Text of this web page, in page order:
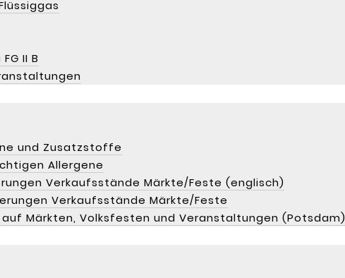
II B
und Zusatzstoffe
Allergene
Verkaufsstände Märkte/Feste (englisch)
Verkaufsstände Märkte/Feste
Märkten, Volksfesten und Veranstaltungen (Potsdam)